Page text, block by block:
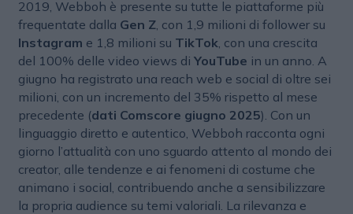
2019, Webboh è presente su tutte le piattaforme più
frequentate dalla Gen Z, con 1,9 milioni di follower su
Instagram e 1,8 milioni su TikTok , con una crescita
del 100% delle video views di YouTube in un anno. A
giugno ha registrato una reach web e social di oltre sei
milioni, con un incremento del 35% rispetto al mese
precedente (dati Comscore giugno 2025). Con un
linguaggio diretto e autentico, Webboh racconta ogni
giorno l’attualità con uno sguardo attento al mondo dei
creator, alle tendenze e ai fenomeni di costume che
animano i social, contribuendo anche a sensibilizzare
la propria audience su temi valoriali. La rilevanza e